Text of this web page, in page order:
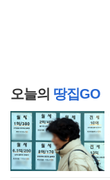
오늘의 땅집GO